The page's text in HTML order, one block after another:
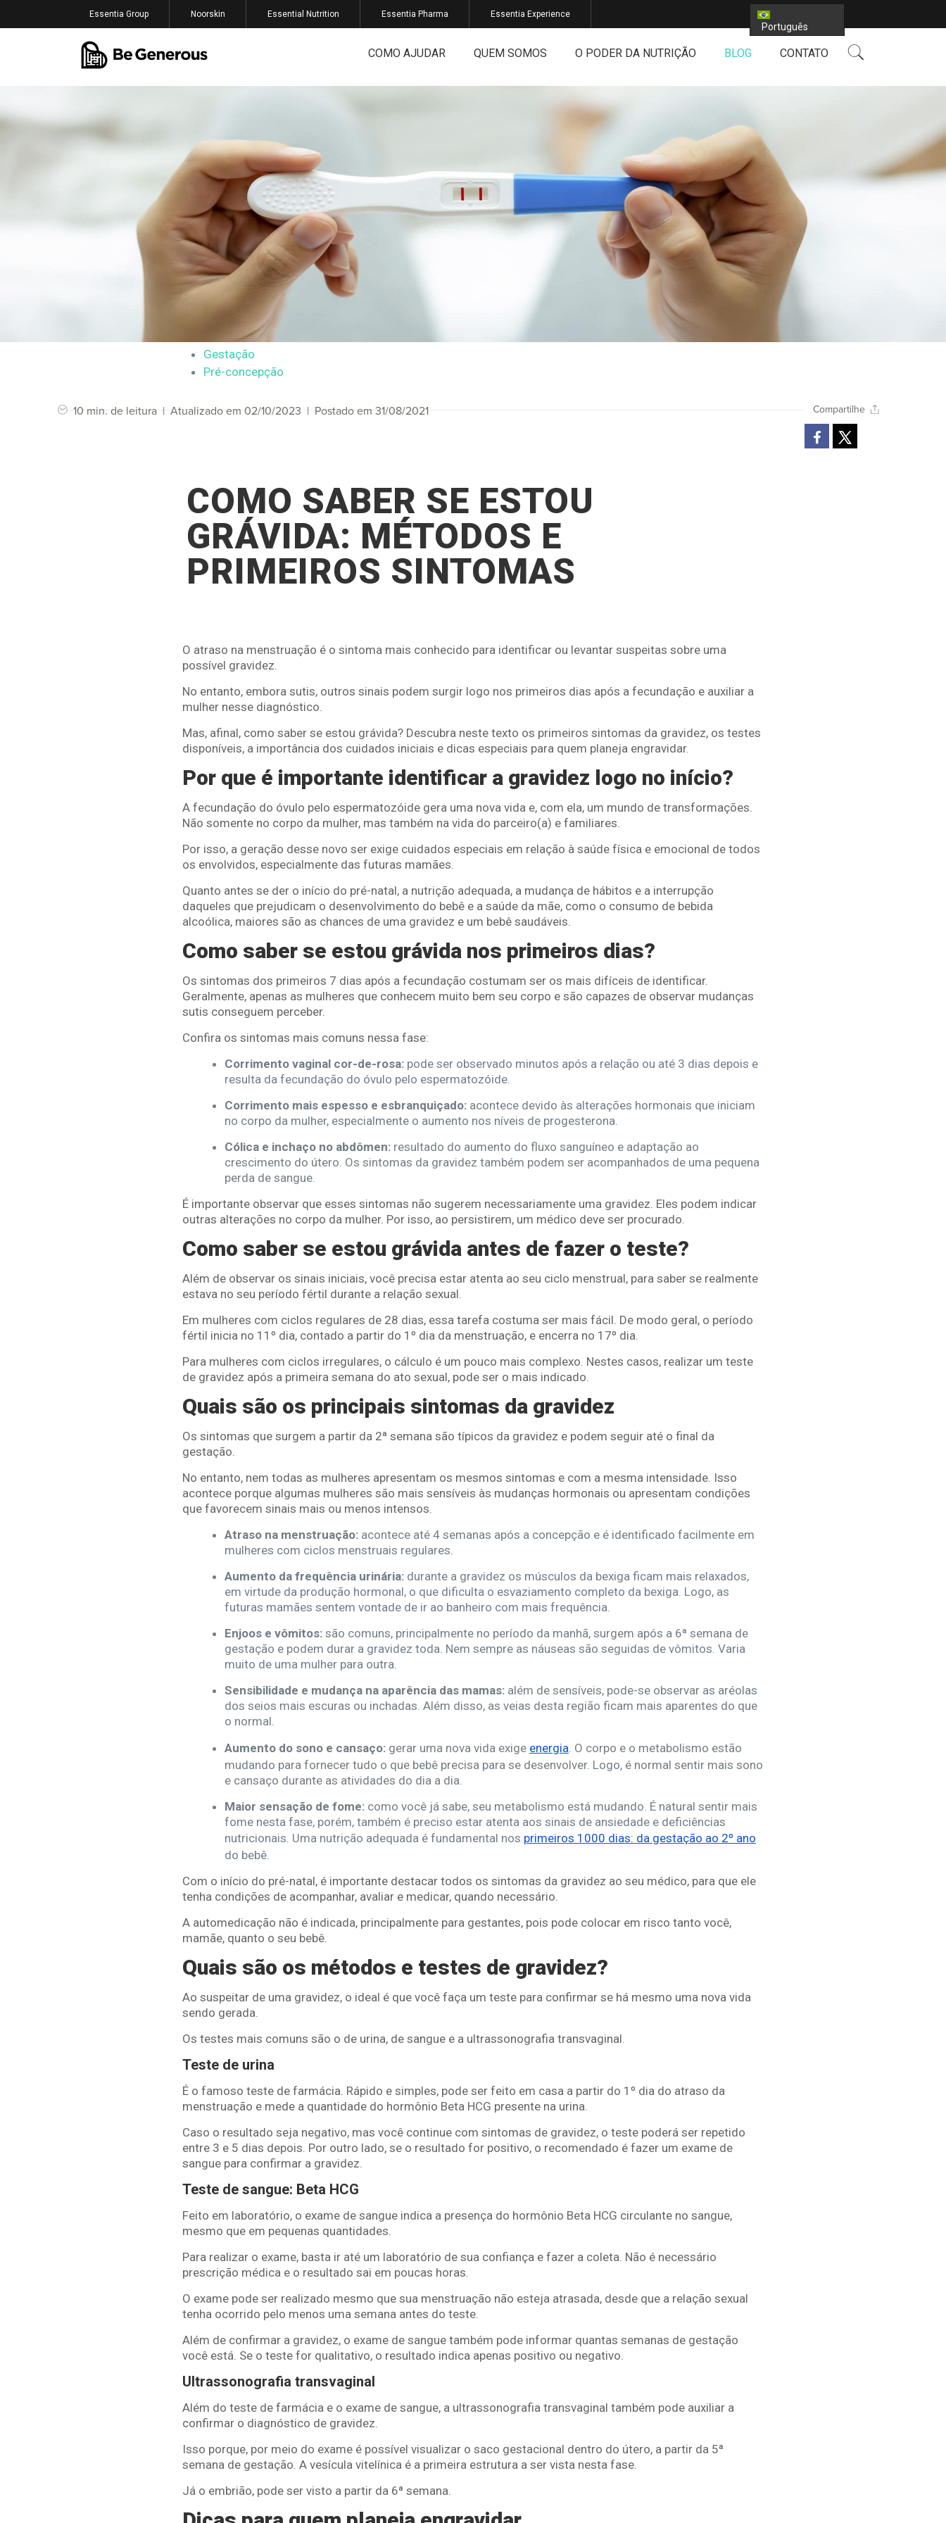
Essentia Group Noorskin Essential Nutrition Essentia Pharma Essentia Experience
COMO AJUDAR QUEM SOMOS O PODER DA NUTRIÇÃO BLOG CONTATO
Português
Gestação
Pré-concepção
10 min. de leitura | Atualizado em 02/10/2023 | Postado em 31/08/2021 Compartilhe
COMO SABER SE ESTOU
GRÁVIDA: MÉTODOS E
PRIMEIROS SINTOMAS
O atraso na menstruação é o sintoma mais conhecido para identificar ou levantar suspeitas sobre uma
possível gravidez.
No entanto, embora sutis, outros sinais podem surgir logo nos primeiros dias após a fecundação e auxiliar a
mulher nesse diagnóstico.
Mas, afinal, como saber se estou grávida? Descubra neste texto os primeiros sintomas da gravidez, os testes
disponíveis, a importância dos cuidados iniciais e dicas especiais para quem planeja engravidar.
Por que é importante identificar a gravidez logo no início?
A fecundação do óvulo pelo espermatozóide gera uma nova vida e, com ela, um mundo de transformações.
Não somente no corpo da mulher, mas também na vida do parceiro(a) e familiares.
Por isso, a geração desse novo ser exige cuidados especiais em relação à saúde física e emocional de todos
os envolvidos, especialmente das futuras mamães.
Quanto antes se der o início do pré-natal, a nutrição adequada, a mudança de hábitos e a interrupção
daqueles que prejudicam o desenvolvimento do bebê e a saúde da mãe, como o consumo de bebida
alcoólica, maiores são as chances de uma gravidez e um bebê saudáveis.
Como saber se estou grávida nos primeiros dias?
Os sintomas dos primeiros 7 dias após a fecundação costumam ser os mais difíceis de identificar.
Geralmente, apenas as mulheres que conhecem muito bem seu corpo e são capazes de observar mudanças
sutis conseguem perceber.
Confira os sintomas mais comuns nessa fase:
Corrimento vaginal cor-de-rosa: pode ser observado minutos após a relação ou até 3 dias depois e
resulta da fecundação do óvulo pelo espermatozóide.
Corrimento mais espesso e esbranquiçado: acontece devido às alterações hormonais que iniciam
no corpo da mulher, especialmente o aumento nos níveis de progesterona.
Cólica e inchaço no abdômen: resultado do aumento do fluxo sanguíneo e adaptação ao
crescimento do útero. Os sintomas da gravidez também podem ser acompanhados de uma pequena
perda de sangue.
É importante observar que esses sintomas não sugerem necessariamente uma gravidez. Eles podem indicar
outras alterações no corpo da mulher. Por isso, ao persistirem, um médico deve ser procurado.
Como saber se estou grávida antes de fazer o teste?
Além de observar os sinais iniciais, você precisa estar atenta ao seu ciclo menstrual, para saber se realmente
estava no seu período fértil durante a relação sexual.
Em mulheres com ciclos regulares de 28 dias, essa tarefa costuma ser mais fácil. De modo geral, o período
fértil inicia no 11º dia, contado a partir do 1º dia da menstruação, e encerra no 17º dia.
Para mulheres com ciclos irregulares, o cálculo é um pouco mais complexo. Nestes casos, realizar um teste
de gravidez após a primeira semana do ato sexual, pode ser o mais indicado.
Quais são os principais sintomas da gravidez
Os sintomas que surgem a partir da 2ª semana são típicos da gravidez e podem seguir até o final da
gestação.
No entanto, nem todas as mulheres apresentam os mesmos sintomas e com a mesma intensidade. Isso
acontece porque algumas mulheres são mais sensíveis às mudanças hormonais ou apresentam condições
que favorecem sinais mais ou menos intensos.
Atraso na menstruação: acontece até 4 semanas após a concepção e é identificado facilmente em
mulheres com ciclos menstruais regulares.
Aumento da frequência urinária: durante a gravidez os músculos da bexiga ficam mais relaxados,
em virtude da produção hormonal, o que dificulta o esvaziamento completo da bexiga. Logo, as
futuras mamães sentem vontade de ir ao banheiro com mais frequência.
Enjoos e vômitos: são comuns, principalmente no período da manhã, surgem após a 6ª semana de
gestação e podem durar a gravidez toda. Nem sempre as náuseas são seguidas de vômitos. Varia
muito de uma mulher para outra.
Sensibilidade e mudança na aparência das mamas: além de sensíveis, pode-se observar as aréolas
dos seios mais escuras ou inchadas. Além disso, as veias desta região ficam mais aparentes do que
o normal.
Aumento do sono e cansaço: gerar uma nova vida exige energia. O corpo e o metabolismo estão
mudando para fornecer tudo o que bebê precisa para se desenvolver. Logo, é normal sentir mais sono
e cansaço durante as atividades do dia a dia.
Maior sensação de fome: como você já sabe, seu metabolismo está mudando. É natural sentir mais
fome nesta fase, porém, também é preciso estar atenta aos sinais de ansiedade e deficiências
nutricionais. Uma nutrição adequada é fundamental nos primeiros 1000 dias: da gestação ao 2º ano
do bebê.
Com o início do pré-natal, é importante destacar todos os sintomas da gravidez ao seu médico, para que ele
tenha condições de acompanhar, avaliar e medicar, quando necessário.
A automedicação não é indicada, principalmente para gestantes, pois pode colocar em risco tanto você,
mamãe, quanto o seu bebê.
Quais são os métodos e testes de gravidez?
Ao suspeitar de uma gravidez, o ideal é que você faça um teste para confirmar se há mesmo uma nova vida
sendo gerada.
Os testes mais comuns são o de urina, de sangue e a ultrassonografia transvaginal.
Teste de urina
É o famoso teste de farmácia. Rápido e simples, pode ser feito em casa a partir do 1º dia do atraso da
menstruação e mede a quantidade do hormônio Beta HCG presente na urina.
Caso o resultado seja negativo, mas você continue com sintomas de gravidez, o teste poderá ser repetido
entre 3 e 5 dias depois. Por outro lado, se o resultado for positivo, o recomendado é fazer um exame de
sangue para confirmar a gravidez.
Teste de sangue: Beta HCG
Feito em laboratório, o exame de sangue indica a presença do hormônio Beta HCG circulante no sangue,
mesmo que em pequenas quantidades.
Para realizar o exame, basta ir até um laboratório de sua confiança e fazer a coleta. Não é necessário
prescrição médica e o resultado sai em poucas horas.
O exame pode ser realizado mesmo que sua menstruação não esteja atrasada, desde que a relação sexual
tenha ocorrido pelo menos uma semana antes do teste.
Além de confirmar a gravidez, o exame de sangue também pode informar quantas semanas de gestação
você está. Se o teste for qualitativo, o resultado indica apenas positivo ou negativo.
Ultrassonografia transvaginal
Além do teste de farmácia e o exame de sangue, a ultrassonografia transvaginal também pode auxiliar a
confirmar o diagnóstico de gravidez.
Isso porque, por meio do exame é possível visualizar o saco gestacional dentro do útero, a partir da 5ª
semana de gestação. A vesícula vitelínica é a primeira estrutura a ser vista nesta fase.
Já o embrião, pode ser visto a partir da 6ª semana.